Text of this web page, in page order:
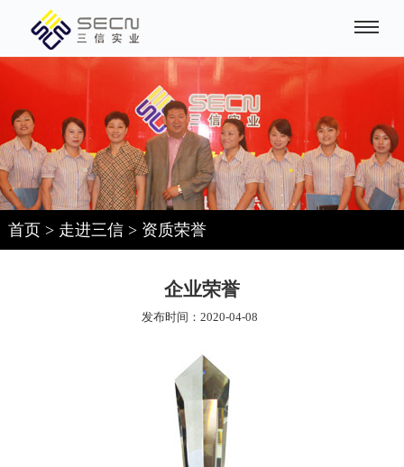
首页> 走进三信> 资质荣誉
企业荣誉
发布时间：2020-04-08